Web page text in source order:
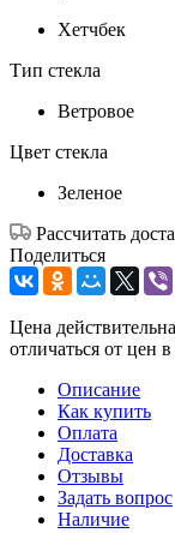
Хетчбек
Тип стекла
Ветровое
Цвет стекла
Зеленое
Рассчитать
Поделиться
Цена
отличаться от цен
Описание
Как купить
Оплата
Доставка
Отзывы
Задать вопрос
Наличие